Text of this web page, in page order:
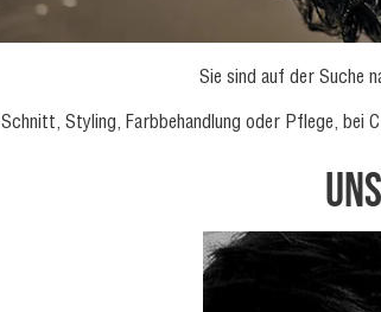
Sie sind auf der Suche
Schnitt, Styling, Farbbehandlung oder Pflege, bei